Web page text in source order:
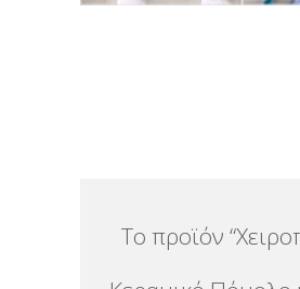
Το προϊόν